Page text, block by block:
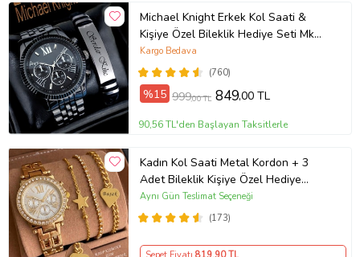
Michael Knight Erkek Kol Saati &
Kişiye Özel Bileklik Hediye Seti Mk
SiyahİçiGümüş
(760)
Kargo Bedava
%15 999,00 TL 849,00 TL
90,56 TL'den Başlayan Taksitlerle
Kadın Kol Saati Metal Kordon + 3
Adet Bileklik Kişiye Özel Hediye
Kadına hediye Kız arkadaşa hediye
(173)
Aynı Gün Teslimat Seçeneği